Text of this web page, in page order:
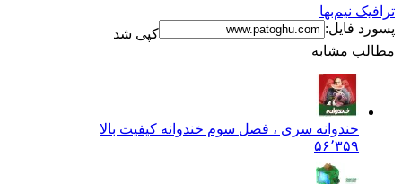
ترافیک نیم‌بها
پسورد فایل:
کپی شد
مطالب مشابه
خندوانه سری ، فصل سوم خندوانه کیفیت بالا
۵۶٬۳۵۹